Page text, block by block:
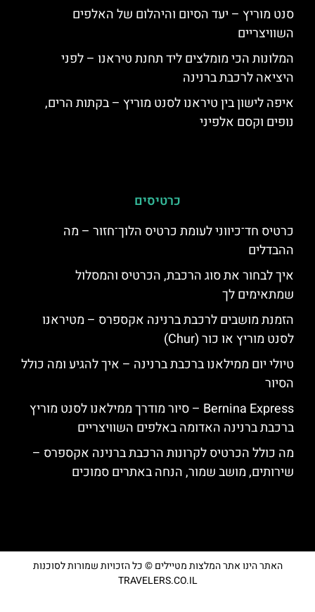
סנט מוריץ – יעד הסיום והיהלום של האלפים
השוויצריים
המלונות הכי מומלצים ליד תחנת טיראנו – לפני
היציאה לרכבת ברנינה
איפה לישון בין טיראנו לסנט מוריץ – בקתות הרים,
נופים וקסם אלפיני
כרטיסים
כרטיס חד־כיווני לעומת כרטיס הלוך־חזור – מה
ההבדלים
איך לבחור את סוג הרכבת, הכרטיס והמסלול
שמתאימים לך
הזמנת מושבים לרכבת ברנינה אקספרס – מטיראנו
לסנט מוריץ או כור (Chur)
טיולי יום ממילאנו ברכבת ברנינה – איך להגיע ומה כולל
הסיור
Bernina Express – סיור מודרך ממילאנו לסנט מוריץ
ברכבת ברנינה האדומה באלפים השוויצריים
מה כולל הכרטיס לקרונות הרכבת ברנינה אקספרס –
שירותים, מושב שמור, הנחה באתרים סמוכים
האתר הינו אתר המלצות מטיילים © כל הזכויות שמורות לסוכנות
TRAVELERS.CO.IL